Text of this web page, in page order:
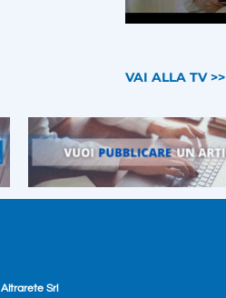
VAI ALLA TV >>
Altrarete Srl